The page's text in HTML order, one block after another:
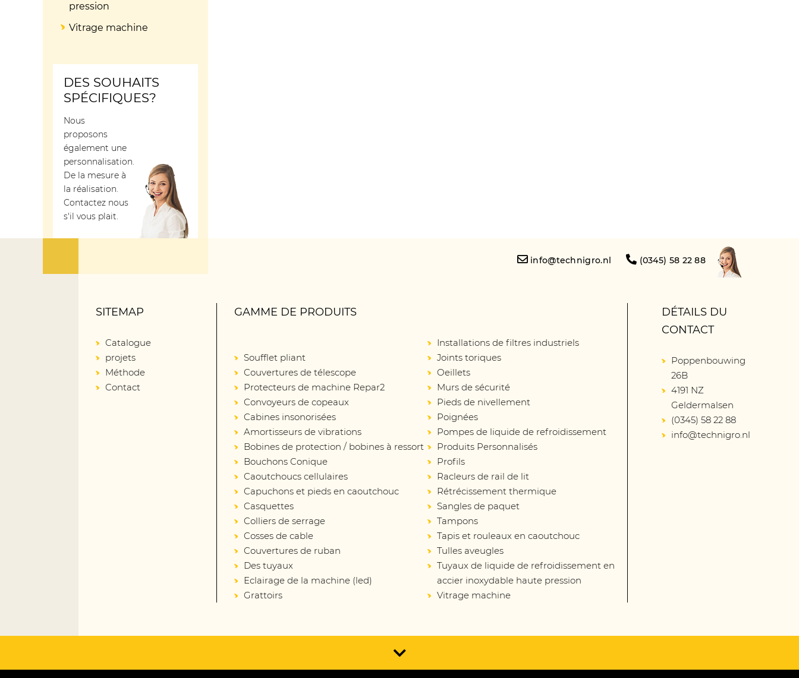
pression
Vitrage machine
DES SOUHAITS
SPÉCIFIQUES?
Nous
proposons
également une
personnalisation.
De la mesure à
la réalisation.
Contactez nous
s'il vous plait.
info@technigro.nl (0345) 58 22 88
SITEMAP
Catalogue
projets
Méthode
Contact
GAMME DE PRODUITS
Soufflet pliant
Couvertures de télescope
Protecteurs de machine Repar2
Convoyeurs de copeaux
Cabines insonorisées
Amortisseurs de vibrations
Bobines de protection / bobines à ressort
Bouchons Conique
Caoutchoucs cellulaires
Capuchons et pieds en caoutchouc
Casquettes
Colliers de serrage
Cosses de cable
Couvertures de ruban
Des tuyaux
Eclairage de la machine (led)
Grattoirs
Installations de filtres industriels
Joints toriques
Oeillets
Murs de sécurité
Pieds de nivellement
Poignées
Pompes de liquide de refroidissement
Produits Personnalisés
Profils
Racleurs de rail de lit
Rétrécissement thermique
Sangles de paquet
Tampons
Tapis et rouleaux en caoutchouc
Tulles aveugles
Tuyaux de liquide de refroidissement en
accier inoxydable haute pression
Vitrage machine
DÉTAILS DU
CONTACT
Poppenbouwing
26B
4191 NZ
Geldermalsen
(0345) 58 22 88
info@technigro.nl